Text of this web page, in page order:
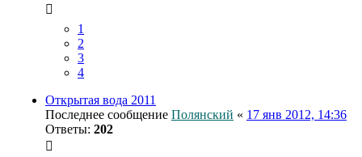
1
2
3
4
Открытая вода 2011
Последнее сообщение Полянский « 17 янв 2012, 14:36
Ответы: 202